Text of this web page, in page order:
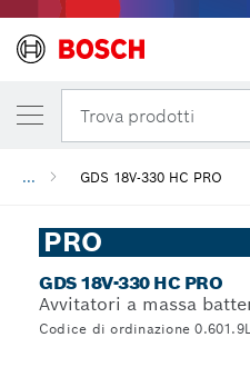
Trova prodotti
... GDS 18V-330 HC PRO
PRO
GDS 18V-330 HC PRO
Avvitatori a massa
Codice di ordinazione